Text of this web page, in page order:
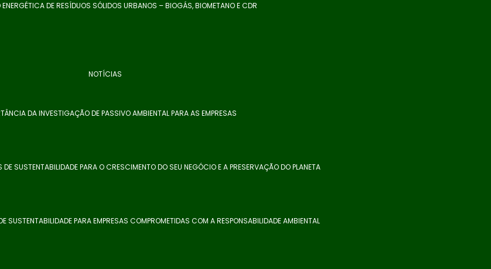
DE RESÍDUOS SÓLIDOS URBANOS – BIOGÁS, BIOMETANO E CDR
NOTÍCIAS
DA INVESTIGAÇÃO DE PASSIVO AMBIENTAL PARA AS EMPRESAS
SUSTENTABILIDADE PARA O CRESCIMENTO DO SEU NEGÓCIO E A PRESERVAÇÃO DO PLANETA
SUSTENTABILIDADE PARA EMPRESAS COMPROMETIDAS COM A RESPONSABILIDADE AMBIENTAL